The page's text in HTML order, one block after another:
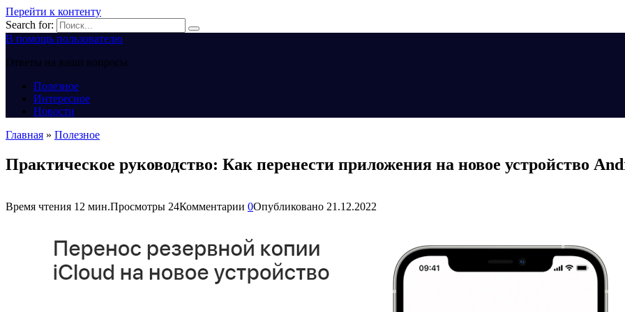
Перейти к контенту
Search for:
В помощь пользователю
Ответы на ваши вопросы
Полезное
Интересное
Новости
Главная » Полезное
Практическое руководство: Как перенести приложения на новое устройство
Время чтения 12 мин.Просмотры 24Комментарии 0Опубликовано 21.12.2022